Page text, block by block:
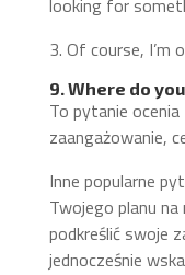
looking for
3. Of course, I’m
9. Where do
To pytanie
zaangażowanie,
Inne popularne
Twojego planu
podkreślić swoje
jednocześnie